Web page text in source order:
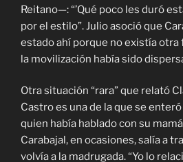
Reitano—: “’Qué poco les duró
por el estilo”. Julio asoció que
estado ahí porque no existía otra
la movilización había sido
Otra situación “rara” que relató
Castro es una de la que se
quien había hablado con su
Carabajal, en ocasiones, salía a
volvía a la madrugada. “Yo lo